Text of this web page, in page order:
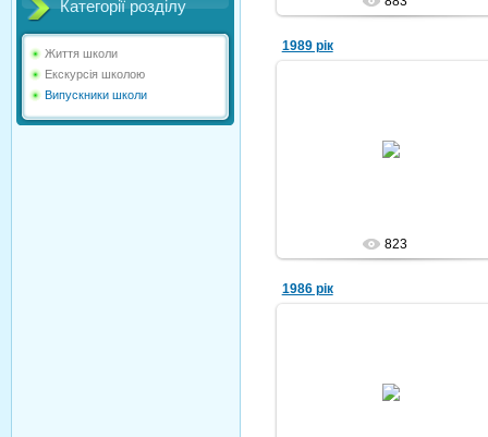
Категорії розділу
Життя школи
Екскурсія школою
Випускники школи
1989 рік
823
1986 рік